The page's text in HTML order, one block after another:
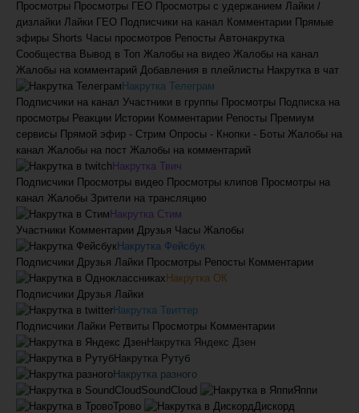
Просмотры Просмотры ГЕО Просмотры с удержанием Лайки /
дизлайки Лайки ГЕО Подписчики на канал Комментарии Прямые
эфиры Shorts Часы просмотров Репосты Автонакрутка
Сообщества Вывод в Топ Жалобы на видео Жалобы на канал
Жалобы на комментарий Добавления в плейлисты Накрутка в чат
Накрутка Телеграм
Подписчики на канал Участники в группы Просмотры Подписка на
просмотры Реакции Истории Комментарии Репосты Премиум
сервисы Прямой эфир - Стрим Опросы - Кнопки - Боты Жалобы на
канал Жалобы на пост Жалобы на комментарий
Накрутка Твич
Подписчики Просмотры видео Просмотры клипов Просмотры на
канал Жалобы Зрители на трансляцию
Накрутка Стим
Участники Комментарии Друзья Часы Жалобы
Накрутка Фейсбук
Подписчики Друзья Лайки Просмотры Репосты Комментарии
Накрутка ОК
Подписчики Друзья Лайки
Накрутка Твиттер
Подписчики Лайки Ретвиты Просмотры Комментарии
Накрутка Яндекс Дзен
Накрутка Рутуб
Накрутка разного
SoundCloud
Яппи
Трово
Дискорд